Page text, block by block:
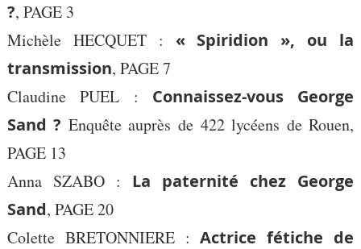
?, PAGE 3
Michèle HECQUET : « Spiridion », ou la
transmission, PAGE 7
Claudine PUEL : Connaissez-vous George
Sand ? Enquête auprès de 422 lycéens de Rouen,
PAGE 13
Anna SZABO : La paternité chez George
Sand, PAGE 20
Colette BRETONNIERE :Actrice fétiche de